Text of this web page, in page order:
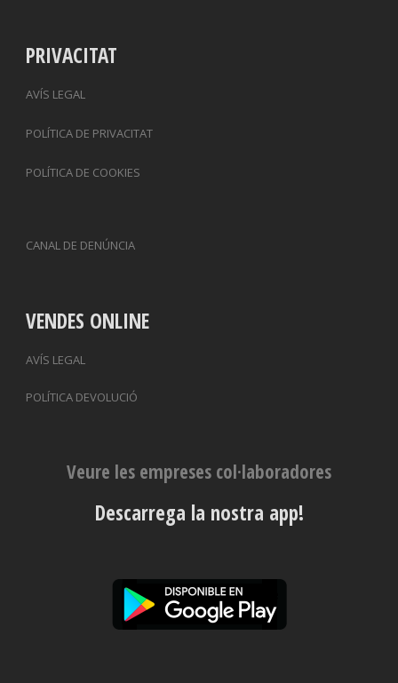
PRIVACITAT
AVÍS LEGAL
POLÍTICA DE PRIVACITAT
POLÍTICA DE COOKIES
CANAL DE DENÚNCIA
VENDES ONLINE
AVÍS LEGAL
POLÍTICA DEVOLUCIÓ
Veure les empreses col·laboradores
Descarrega la nostra app!